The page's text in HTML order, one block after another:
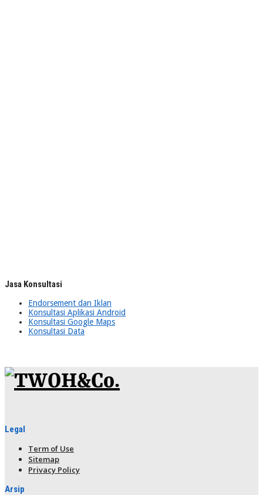
Jasa Konsultasi
Endorsement dan Iklan
Konsultasi Aplikasi Android
Konsultasi Google Maps
Konsultasi Data
Legal
Term of Use
Sitemap
Privacy Policy
Arsip